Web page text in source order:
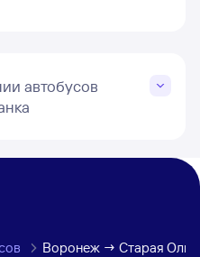
автобусов
Воронеж → Старая